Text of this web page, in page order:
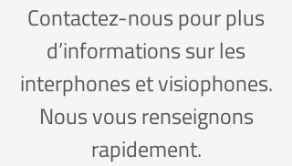
Contactez-nous pour plus
d’informations sur les
interphones et visiophones.
Nous vous renseignons
rapidement.